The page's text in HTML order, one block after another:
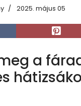
2025. május 05
a